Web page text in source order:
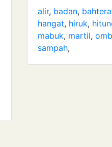
alir, badan, bahtera
hangat, hiruk,
mabuk, martil,
sampah,